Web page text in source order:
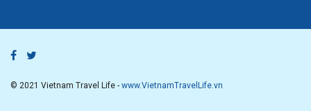
© 2021 Vietnam Travel Life - www.VietnamTravelLife.vn